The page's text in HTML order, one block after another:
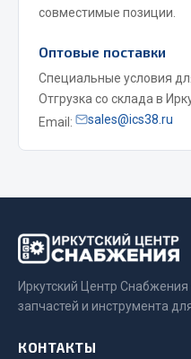
Сцепление
Коробка передач ZF
Весь раздел
Подвеска
Тормозная система
Двери
Двигатель
совместимые позиции.
Оптовые поставки
Специальные условия
Отгрузка со склада в
Email:
sales@ics38.ru
Иркутский Центр
запчастей и инструмента
КОНТАКТЫ